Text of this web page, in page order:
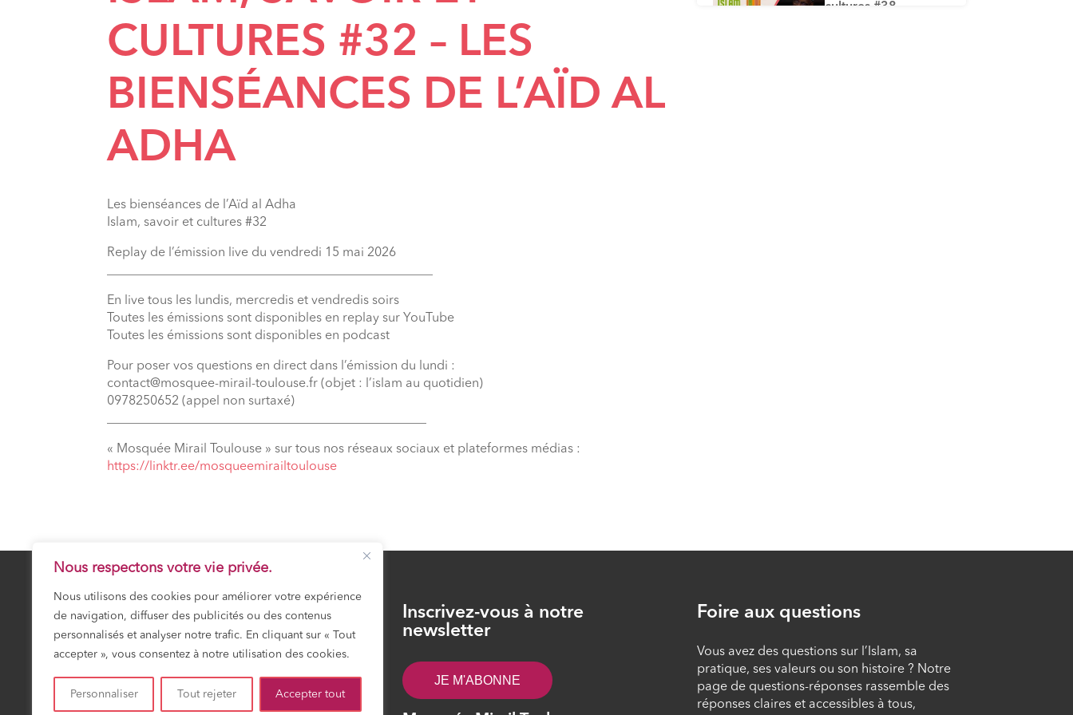
Nous respectons votre vie privée.
Nous utilisons des cookies pour améliorer votre expérience
de navigation, diffuser des publicités ou des contenus
personnalisés et analyser notre trafic. En cliquant sur « Tout
accepter », vous consentez à notre utilisation des cookies.
Personnaliser Tout rejeter Accepter tout
CULTURES #32 – LES
BIENSÉANCES DE L’AÏD AL
ADHA
Les bienséances de l’Aïd al Adha
Islam, savoir et cultures #32
Replay de l’émission live du vendredi 15 mai 2026
En live tous les lundis, mercredis et vendredis soirs
Toutes les émissions sont disponibles en replay sur YouTube
Toutes les émissions sont disponibles en podcast
Pour poser vos questions en direct dans l’émission du lundi :
contact@mosquee-mirail-toulouse.fr (objet : l’islam au quotidien)
0978250652 (appel non surtaxé)
« Mosquée Mirail Toulouse » sur tous nos réseaux sociaux et plateformes médias :
⁠https://linktr.ee/mosqueemirailtoulouse
cultures #38 -
invocations exaucées
Islam, savoir et
cultures #32 - Les
25 Safar 1448 SAMEDI 8 AOÛT 2026
Prochaine prière : Fajr
03:18
Inscrivez-vous à notre
newsletter
JE M'ABONNE
Foire aux questions
Vous avez des questions sur l’Islam, sa
pratique, ses valeurs ou son histoire ? Notre
page de questions-réponses rassemble des
réponses claires et accessibles à tous,